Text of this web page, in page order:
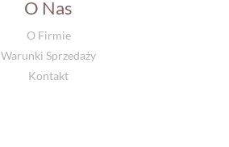
O Nas
O Firmie
Warunki Sprzedaży
Kontakt